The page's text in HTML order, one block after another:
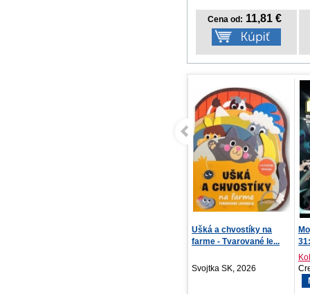
Cena od: 11,81 €
Moje hrdinská akademie
31: Izuku Midorij...
Crew, 2026